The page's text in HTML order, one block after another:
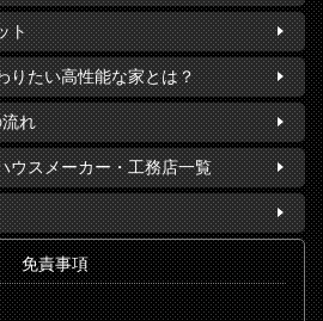
ト
りたい高性能な家とは？
れ
ウスメーカー・工務店一覧
免責事項